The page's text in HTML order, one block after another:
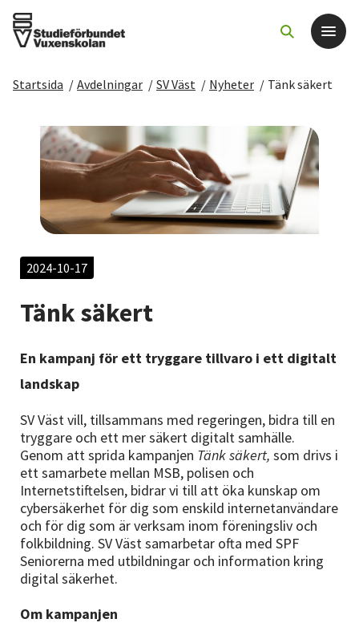
För dig som
Sök kurser och evenemang
Starta studiecirkel
Cirkelledare
Nyheter
Avdelningar
Lyssna
Startsida / Avdelningar / SV Väst / Nyheter / Tänk säkert
2024-10-17
Tänk säkert
En kampanj för ett tryggare tillvaro i ett digitalt
landskap
SV Väst vill, tillsammans med regeringen, bidra till en
tryggare och ett mer säkert digitalt samhälle.
Genom att sprida kampanjen Tänk säkert, som drivs i
ett samarbete mellan MSB, polisen och
Internetstiftelsen, bidrar vi till att öka kunskap om
cybersäkerhet för dig som enskild internetanvändare
och för dig som är verksam inom föreningsliv och
folkbildning. SV Väst samarbetar ofta med SPF
Seniorerna med utbildningar och information kring
digital säkerhet.
Om kampanjen